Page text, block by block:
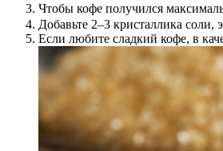
Чтобы кофе получился
Добавьте 2–3 кристаллика соли,
Если любите сладкий кофе, в